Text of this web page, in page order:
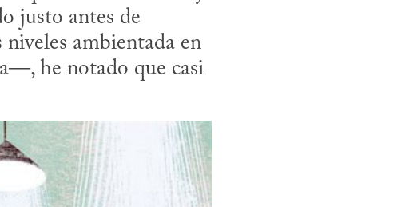
justo antes de
ambientada en
he notado que casi